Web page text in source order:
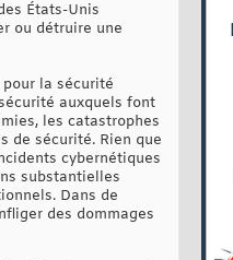
États-Unis
ou détruire une
la sécurité
auxquels font
les catastrophes
de sécurité. Rien que
cybernétiques
substantielles
Dans de
des dommages